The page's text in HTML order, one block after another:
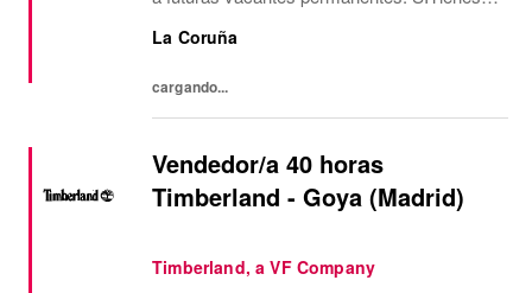
Assistant, en marcas con un formato de
La Coruña
cargando...
Vendedor/a 40 horas
Timberland - Goya (Madrid)
Timberland, a VF Company